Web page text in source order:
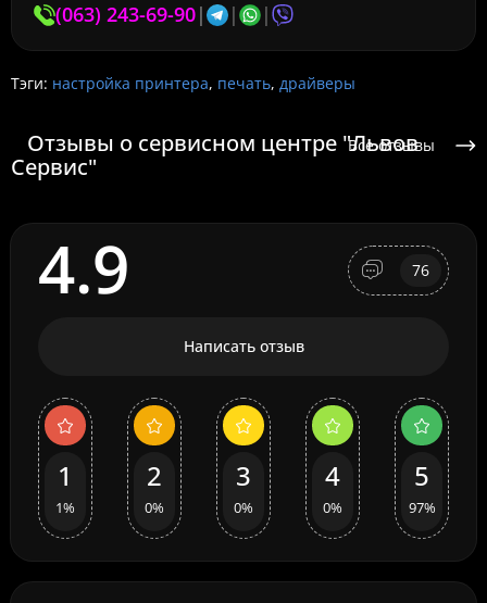
(063) 243-69-90| | |
Тэги: настройка принтера, печать, драйверы
Отзывы о сервисном центре "Львов
Сервис"
Все отзывы
4.9 76
Написать отзыв
1
1%
2
0%
3
0%
4
0%
5
97%